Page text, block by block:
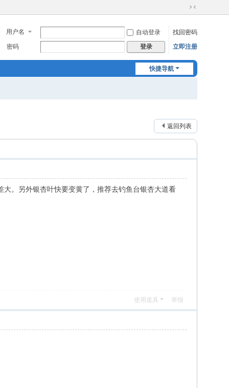
切
到
窄
用户名 自动登录
找回密码
密码
登录 立即注册
快捷导航
返回列表
。另外银杏叶快要变黄了，推荐去钓鱼台银杏大道看
使用道具 举报